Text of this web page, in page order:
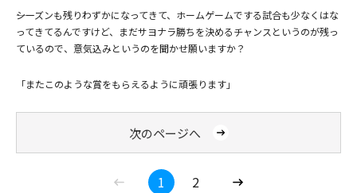
――シーズンも残りわずかになってきて、ホームゲームでする試合も少なくはな
ってきてるんですけど、まだサヨナラ勝ちを決めるチャンスというのが残っ
ているので、意気込みというのを聞かせ願いますか？
「またこのような賞をもらえるように頑張ります」
次のページへ
1 2